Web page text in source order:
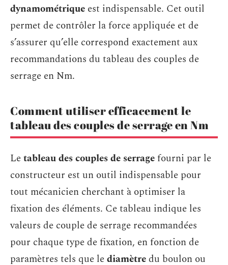
dynamométrique est indispensable. Cet outil
permet de contrôler la force appliquée et de
s’assurer qu’elle correspond exactement aux
recommandations du tableau des couples de
serrage en Nm.
Comment utiliser efficacement le
tableau des couples de serrage en Nm
Letableau des couples de serragefourni par le
constructeur est un outil indispensable pour
tout mécanicien cherchant à optimiser la
fixation des éléments. Ce tableau indique les
valeurs de couple de serrage recommandées
pour chaque type de fixation, en fonction de
paramètres tels que lediamètredu boulon ou